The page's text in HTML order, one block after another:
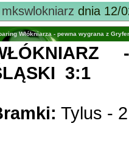
mkswlokniarz dnia 12/
Włókniarza - pewna wygrana z
3:1
Tylus -